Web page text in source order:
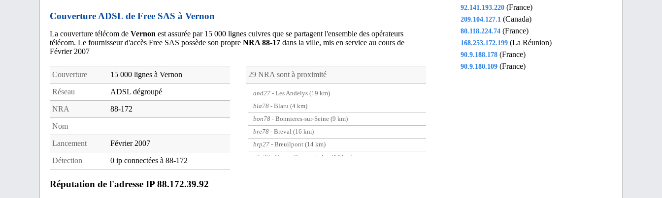
Couverture ADSL de Free SAS à Vernon
La couverture télécom de Vernon est assurée par 15 000 lignes cuivres que se partagent l'ensemble des opérateurs
télécom. Le fournisseur d'accès Free SAS possède son propre NRA 88-17 dans la ville, mis en service au cours de
Février 2007
Couverture 15 000 lignes à Vernon
Réseau ADSL dégroupé
NRA 88-172
Nom
Lancement Février 2007
Détection 0 ip connectées à 88-172
29 NRA sont à proximité
and27 - Les Andelys (19 km)
bla78 - Blaru (4 km)
bon78 - Bonnieres-sur-Seine (9 km)
bre78 - Breval (16 km)
brp27 - Breuilpont (14 km)
c2n27 - Courcelles-sur-Seine (14 km)
Réputation de l'adresse IP 88.172.39.92
92.141.193.220 (France)
209.104.127.1 (Canada)
80.118.224.74 (France)
168.253.172.199 (La Réunion)
90.9.188.178 (France)
90.9.180.109 (France)